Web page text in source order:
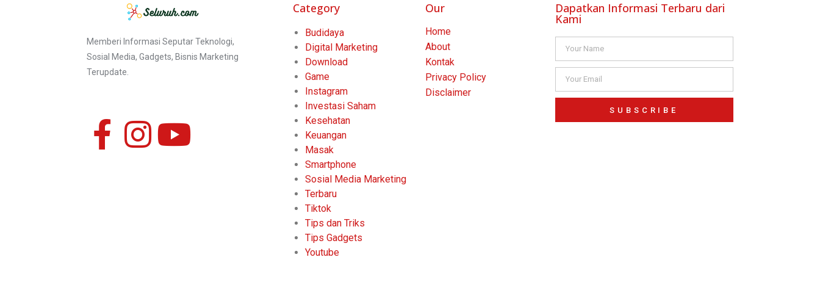
Memberi Informasi Seputar Teknologi,
Sosial Media, Gadgets, Bisnis Marketing
Terupdate.
Category
Budidaya
Digital Marketing
Download
Game
Instagram
Investasi Saham
Kesehatan
Keuangan
Masak
Smartphone
Sosial Media Marketing
Terbaru
Tiktok
Tips dan Triks
Tips Gadgets
Youtube
Our
Home
About
Kontak
Privacy Policy
Disclaimer
Dapatkan Informasi Terbaru dari
Kami
SUBSCRIBE